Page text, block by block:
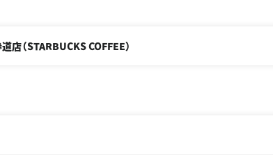
（STARBUCKS COFFEE）